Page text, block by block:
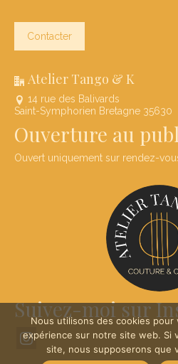
Contacter
Atelier Tango & K
14 rue des Balivards
Saint-Symphorien Bretagne 35630
Ouverture au
Ouvert uniquement sur rendez-
Suivez-moi sur
Nous utilisons des cookies pour
expérience sur notre site web. Si
site, nous supposerons que